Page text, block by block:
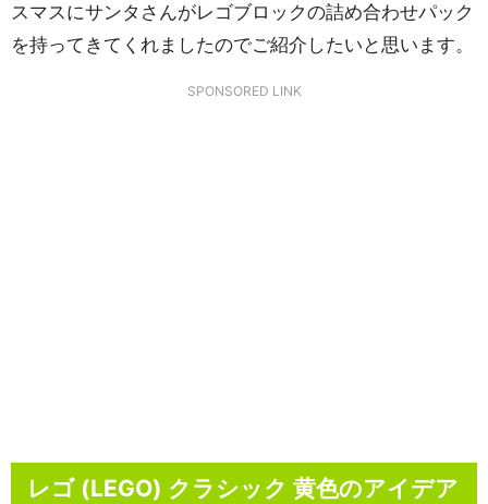
スマスにサンタさんがレゴブロックの詰め合わせパック
を持ってきてくれましたのでご紹介したいと思います。
SPONSORED LINK
レゴ (LEGO) クラシック 黄色のアイデア